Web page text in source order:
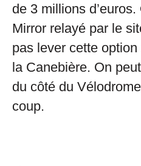
de 3 millions
Mirror relayé par le
pas lever cette
la Canebière. On
du côté du
coup.